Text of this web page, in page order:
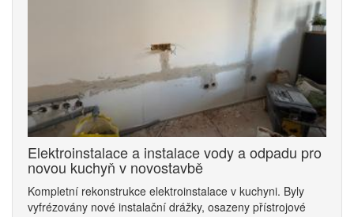
Elektroinstalace a instalace vody a odpadu pro
novou kuchyň v novostavbě
Kompletní rekonstrukce elektroinstalace v kuchyni. Byly
vyfrézovány nové instalační drážky, osazeny přístrojové